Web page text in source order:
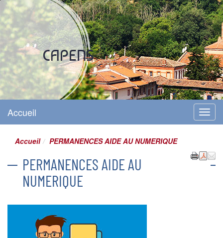
CAPENS
Site officiel
Menu
Accueil
Accueil PERMANENCES AIDE AU NUMERIQUE
PERMANENCES AIDE AU
NUMERIQUE